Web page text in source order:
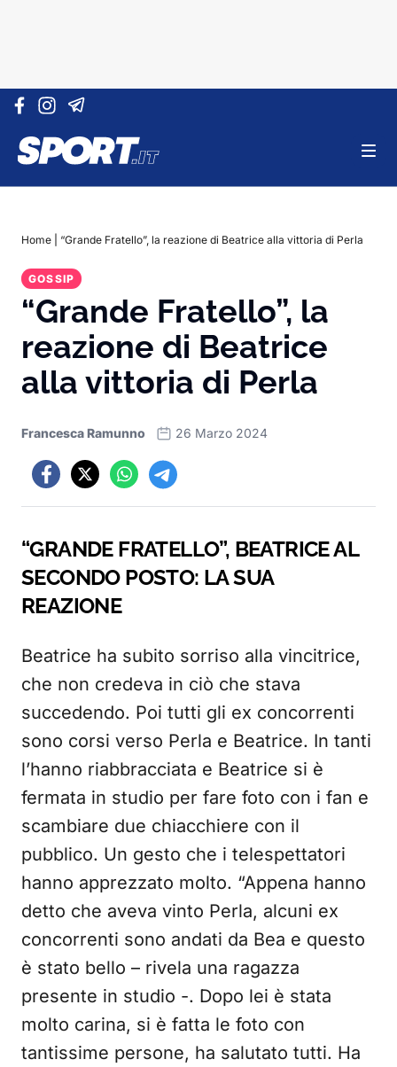
Vai al contenuto
Home “Grande Fratello”, la reazione di Beatrice alla vittoria di Perla
GOSSIP
“Grande Fratello”, la
reazione di Beatrice
alla vittoria di Perla
Francesca Ramunno 26 Marzo 2024
“GRANDE FRATELLO”, BEATRICE AL
SECONDO POSTO: LA SUA
REAZIONE
Beatrice ha subito sorriso alla vincitrice,
che non credeva in ciò che stava
succedendo. Poi tutti gli ex concorrenti
sono corsi verso Perla e Beatrice. In tanti
l’hanno riabbracciata e Beatrice si è
fermata in studio per fare foto con i fan e
scambiare due chiacchiere con il
pubblico. Un gesto che i telespettatori
hanno apprezzato molto. “Appena hanno
detto che aveva vinto Perla, alcuni ex
concorrenti sono andati da Bea e questo
è stato bello – rivela una ragazza
presente in studio -. Dopo lei è stata
molto carina, si è fatta le foto con
tantissime persone, ha salutato tutti. Ha